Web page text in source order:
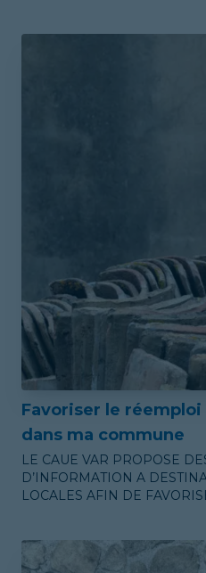
Favoriser le
dans ma commune
LE CAUE VAR PROPOSE
D’INFORMATION A
LOCALES AFIN DE